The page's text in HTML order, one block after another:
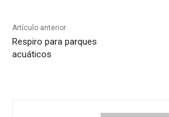
Artículo anterior
Respiro para parques
acuáticos